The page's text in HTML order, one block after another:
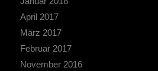
April 2017
März 2017
Februar 2017
November 2016